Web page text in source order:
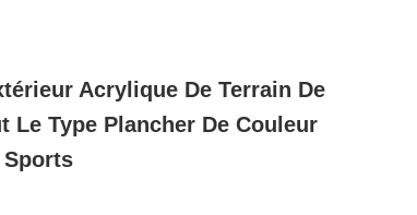
Acrylique De Terrain De
Le Type Plancher De Couleur
Sports